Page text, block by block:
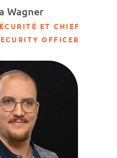
Wagner
ET CHIEF
OFFICER